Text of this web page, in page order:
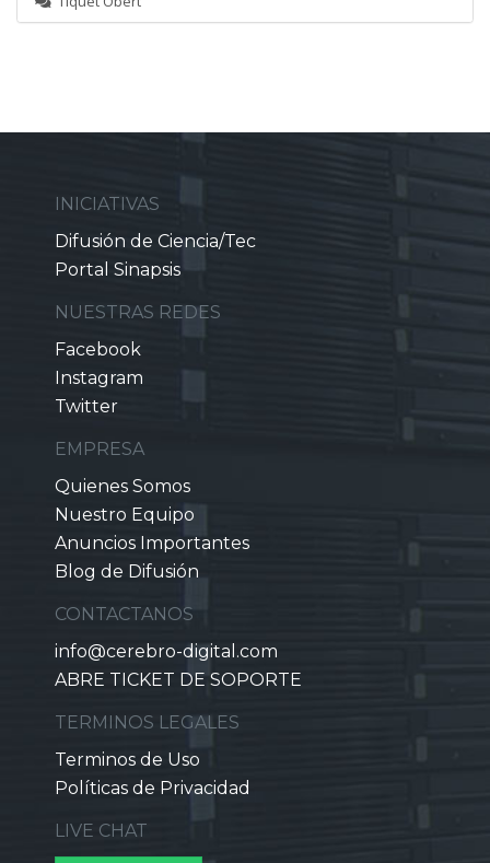
INICIATIVAS
Difusión de Ciencia/Tec
Portal Sinapsis
NUESTRAS REDES
Facebook
Instagram
Twitter
EMPRESA
Quienes Somos
Nuestro Equipo
Anuncios Importantes
Blog de Difusión
CONTACTANOS
info@cerebro-digital.com
ABRE TICKET DE SOPORTE
TERMINOS LEGALES
Terminos de Uso
Políticas de Privacidad
LIVE CHAT